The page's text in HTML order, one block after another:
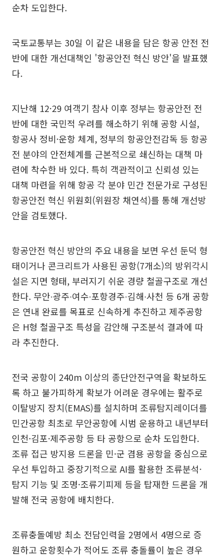
순차 도입한다.
국토교통부는 30일 이 같은 내용을 담은 항공 안전 전
반에 대한 개선대책인 '항공안전 혁신 방안'을 발표했
다.
지난해 12·29 여객기 참사 이후 정부는 항공안전 전
반에 대한 국민적 우려를 해소하기 위해 공항 시설,
항공사 정비·운항 체계, 정부의 항공안전감독 등 항공
전 분야의 안전체계를 근본적으로 쇄신하는 대책 마
련에 착수한 바 있다. 특히 객관적이고 신뢰성 있는
대책 마련을 위해 항공 각 분야 민간 전문가로 구성된
항공안전 혁신 위원회(위원장 채연석)를 통해 개선방
안을 검토했다.
항공안전 혁신 방안의 주요 내용을 보면 우선 둔덕 형
태이거나 콘크리트가 사용된 공항(7개소)의 방위각시
설은 지면 형태, 부러지기 쉬운 경량 철골구조로 개선
한다. 무안∙광주∙여수∙포항경주∙김해∙사천 등 6개 공항
은 연내 완료를 목표로 신속하게 추진하고 제주공항
은 H형 철골구조 특성을 감안해 구조분석 결과에 따
라 추진한다.
전국 공항이 240m 이상의 종단안전구역을 확보하도
록 하고 불가피하게 확보가 어려운 경우에는 활주로
이탈방지 장치(EMAS)를 설치하며 조류탐지레이더를
민간공항 최초로 무안공항에 시범 운용하고 내년부터
인천·김포·제주공항 등 타 공항으로 순차 도입한다.
조류 접근 방지용 드론을 민·군 겸용 공항을 중심으로
우선 투입하고 중장기적으로 AI를 활용한 조류분석·
탐지 기능 및 조명·조류기피제 등을 탑재한 드론을 개
발해 전국 공항에 배치한다.
조류충돌예방 최소 전담인력을 2명에서 4명으로 증
원하고 운항횟수가 적어도 조류 충돌률이 높은 경우